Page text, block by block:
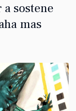
sostene
mas